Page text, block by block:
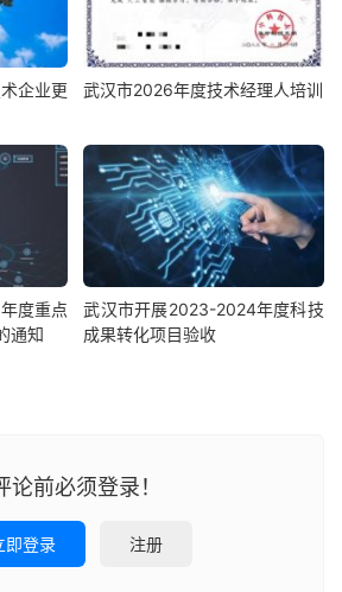
企业更
武汉市2026年度技术经理人培训
度重点
通知
武汉市开展2023-2024年度科技
成果转化项目验收
论前必须登录！
即登录 注册